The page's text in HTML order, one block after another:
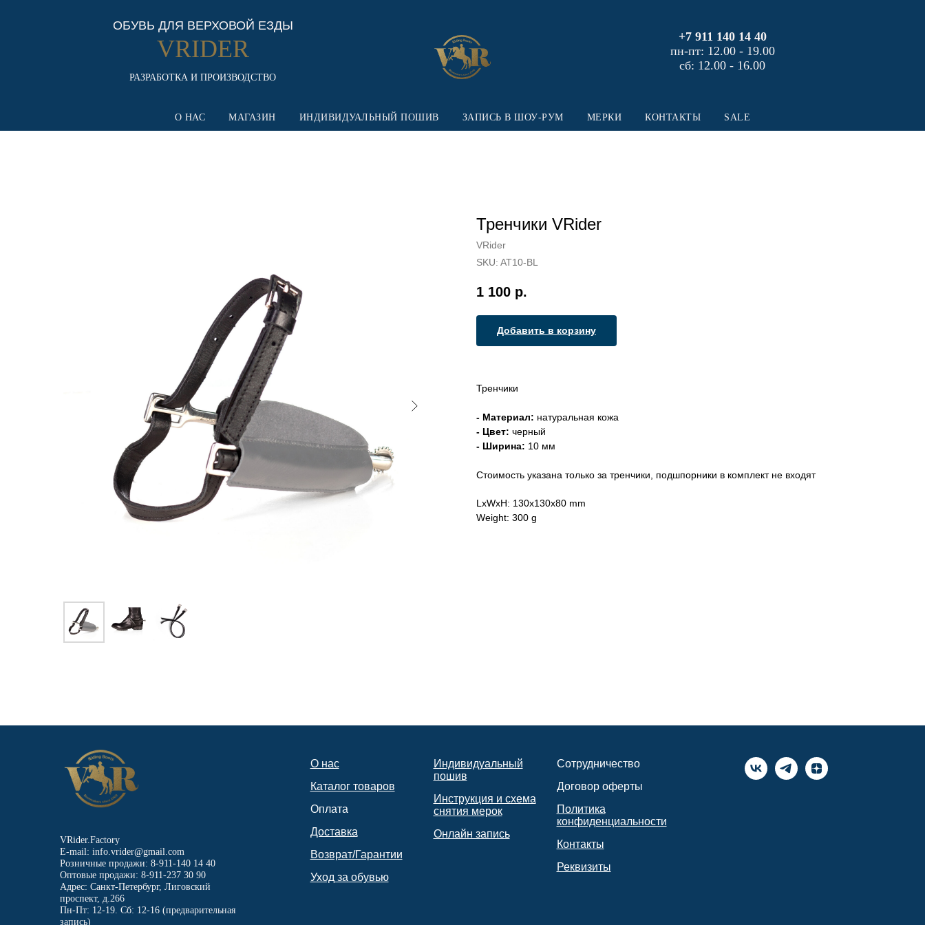
ОБУВЬ ДЛЯ ВЕРХОВОЙ ЕЗДЫ
VRIDER
РАЗРАБОТКА И ПРОИЗВОДСТВО
+7 911 140 14 40
пн-пт: 12.00 - 19.00
сб: 12.00 - 16.00
О НАС МАГАЗИН ИНДИВИДУАЛЬНЫЙ ПОШИВ ЗАПИСЬ В ШОУ-РУМ МЕРКИ КОНТАКТЫ SALE
Тренчики VRider
VRider
SKU: AT10-BL
1 100 р.
Добавить в корзину
Тренчики
- Материал: натуральная кожа
- Цвет: черный
- Ширина: 10 мм
Стоимость указана только за тренчики, подшпорники в комплект не входят
LxWxH: 130x130x80 mm
Weight: 300 g
VRider.Factory
E-mail: info.vrider@gmail.com
Розничные продажи: 8-911-140 14 40
Оптовые продажи: 8-911-237 30 90
Адрес: Санкт-Петербург, Лиговский
проспект, д.266
Пн-Пт: 12-19. Сб: 12-16 (предварительная
запись)
О нас
Каталог товаров
Оплата
Доставка
Возврат/Гарантии
Уход за обувью
Индивидуальный
пошив
Инструкция и схема
снятия мерок
Онлайн запись
Сотрудничество
Договор оферты
Политика
конфиденциальности
Контакты
Реквизиты